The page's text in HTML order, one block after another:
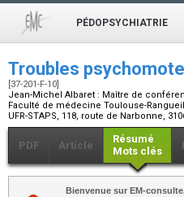
PÉDOPSYCHIATRIE
Troubles
[37-201-F-10]
Jean-Michel Albaret : Maître de
Faculté de médecine Toulouse-
UFR-STAPS, 118, route de Narbonne,
PDF Article
Résumé
Mots clés
Bienvenue sur EM-